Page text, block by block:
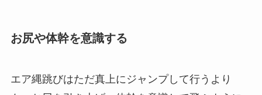
お尻や体幹を意識する
エア縄跳びはただ真上にジャンプして行うより